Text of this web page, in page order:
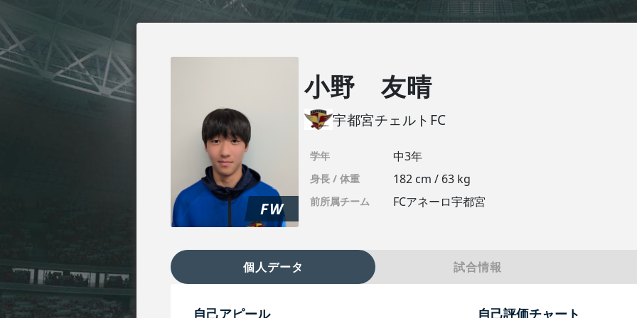
FW
小野 友晴
宇都宮チェルトFC
学年 中3年
身長 / 体重 182 cm / 63 kg
前所属チーム FCアネーロ宇都宮
個人データ 試合情報
自己アピール 自己評価チャート